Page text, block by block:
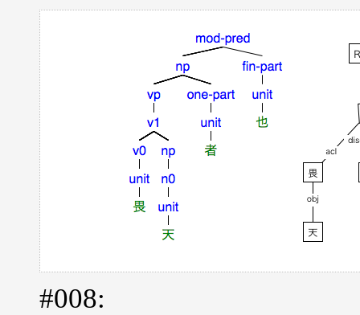
#008: